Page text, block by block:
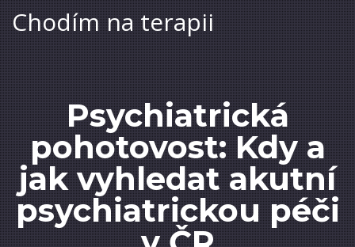
Chodím na terapii
Psychiatrická
pohotovost: Kdy a
jak vyhledat akutní
psychiatrickou péči